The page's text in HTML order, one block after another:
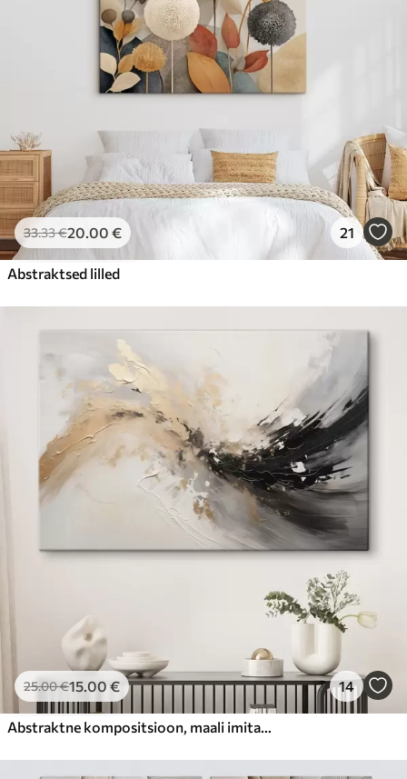
33.33€20.00 € 21
Abstraktsed lilled
25.00€15.00 € 14
Abstraktne kompositsioon, maali imitatsioon